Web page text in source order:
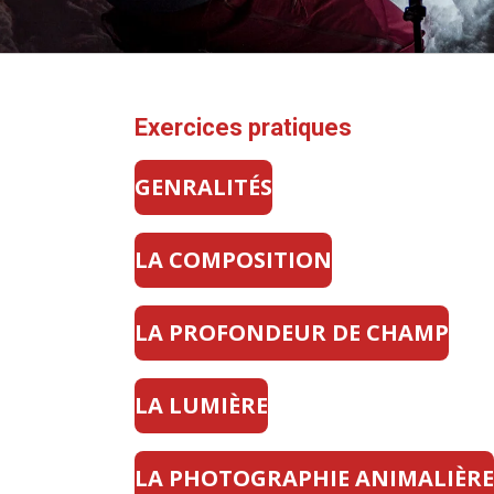
Exercices pratiques
GENRALITÉS
LA COMPOSITION
LA PROFONDEUR DE CHAMP
LA LUMIÈRE
LA PHOTOGRAPHIE ANIMALIÈRE